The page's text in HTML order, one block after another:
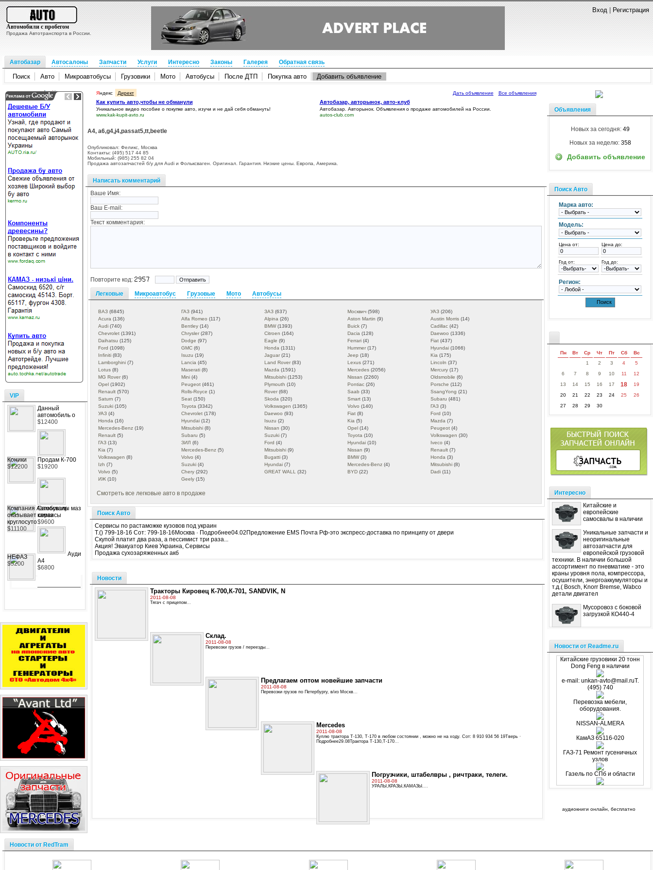
Автомобили с пробегом
Продажа Автотранспорта в России.
Вход Регистрация
Автобазар Автосалоны Запчасти Услуги Интересно Законы Галерея Обратная связь
Поиск Авто Микроавтобусы Грузовики Мото Автобусы После ДТП Покупка авто Добавить объявление
VIP
Данный
автомобиль о
$12400
Коники
$12200
Продам К-700
$19200
Компания Автобуксир
оказывает сервисы
круглосуто
$11100
Самосвалы маз
камаз
$9600
НЕФАЗ
$5200
Ауди
A4
$6800
Все объявления
Яндекс Директ Дать объявление
Как купить авто,чтобы не обманули
Уникальное видео пособие о покупке авто, изучи и не дай себя обмануть!
www.kak-kupit-avto.ru
Автобазар, авторынок, авто-клуб
Автобазар. Авторынок. Объявления о продаже автомобилей на России.
autos-club.com
A4, a6,g4,j4,passat5,tt,beetle
Опубликовал: Феликс, Москва
Контакты: (495) 517 44 85
Мобильный: (985) 255 82 04
Продажа автозапчастей б/у для Audi и Фольксваген. Оригинал. Гарантия. Низкие цены. Европа, Америка.
Написать комментарий
Ваше Имя:
Ваш E-mail:
Текст комментария:
Повторите код:
Легковые Микроавтобус Грузовые Мото Автобусы
ВАЗ (6845) ГАЗ (941) ЗАЗ (637) Москвич (598) УАЗ (206)
Acura (136) Alfa Romeo (117) Alpina (26) Aston Martin (9) Austin Morris (14)
Audi (740) Bentley (14) BMW(1393) Buick (7) Cadillac (42)
Chevrolet (1391) Chrysler (287) Citroen (164) Dacia (128) Daewoo (1336)
Daihatsu (125) Dodge (97) Eagle (9) Ferrari (4) Fiat (437)
Ford (1098) GMC (6) Honda (1311) Hummer (17) Hyundai (1066)
Infiniti (83) Isuzu (19) Jaguar (21) Jeep (18) Kia (175)
Lamborghini (7) Lancia (45) Land Rover (83) Lexus (271) Lincoln (37)
Lotus (8) Maserati (8) Mazda (1591) Mercedes (2056) Mercury (17)
MG Rover (6) Mini (4) Mitsubishi (1253) Nissan (2260) Oldsmobile (6)
Opel (1902) Peugeot (461) Plymouth (10) Pontiac (26) Porsche (112)
Renault (570) Rolls-Royce (1) Rover (68) Saab (33) SsangYong (21)
Saturn (7) Seat (150) Skoda (320) Smart (13) Subaru (481)
Suzuki (105) Toyota (3342) Volkswagen (1365) Volvo (140) ГАЗ (3)
УАЗ (4) Chevrolet (178) Daewoo (93) Fiat (8) Ford (10)
Honda (16) Hyundai (12) Isuzu (2) Kia (5) Mazda (7)
Mercedes-Benz (19) Mitsubishi (8) Nissan (30) Opel (14) Peugeot (4)
Renault (5) Subaru (5) Suzuki (7) Toyota (10) Volkswagen (30)
ГАЗ (13) ЗИЛ (6) Ford (4) Hyundai (10) Iveco (4)
Kia (7) Mercedes-Benz (5) Mitsubishi (9) Nissan (9) Renault (7)
Volkswagen (8) Volvo (4) Bugatti (3) BMW(3) Honda (3)
Izh (7) Suzuki (4) Hyundai (7) Mercedes-Benz (4) Mitsubishi (8)
Volvo (5) Chery (292) GREAT WALL (32) BYD (22) Dadi (11)
ИЖ (10) Geely (15)
Смотреть все легковые авто в продаже
Поиск Авто
Сервисы по растаможке кузовов под украин
Т.() 799-18-16 Сот: 799-18-16Москва · Подробнее04.02Предложение EMS Почта Рф-это экспресс-доставка по принципу от двери
Скупой платит два раза, а пессимист три раза...
Акция! Эвакуатор Киев Украина, Сервисы
Продажа сухозаряженных акб
Новости
Тракторы Кировец К-700,К-701, SANDVIK, N
2011-08-08
Тягач с прицепом...
Склад.
2011-08-08
Перевозки грузов / переезды...
Предлагаем оптом новейшие запчасти
2011-08-08
Перевозки грузов по Петербургу, в/из Москв...
Mercedes
2011-08-08
Куплю трактора Т-130, Т-170 в любом состоянии , можно не на ходу. Сот: 8 910 934 56 19Тверь ·
Подробнее29.08Трактора Т-130,Т-170...
Погрузчики, штабелвры , ричтраки, телеги.
2011-08-08
УРАЛЫ,КРАЗЫ,КАМАЗЫ....
Объявления
Новых за сегодня: 49
Новых за неделю: 358
Добавить объявление
Поиск Авто
Марка авто:
Модель:
Цена от: Цена до:
Год от: Год до:
Регион:
Пн Вт Ср Чт Пт Сб
Вс
1
2 3 4
5
6
7 8 9 10 11
12
13
14 15 16 17 18
19
20
21 22 23 24 25
26
27
28 29 30
Интересно
Китайские и
европейские
самосвалы в наличии
Уникальные запчасти и
неоригинальные
автозапчасти для
европейской грузовой
техники. В наличии большой
ассортимент по пневматике - это
краны уровня пола, компрессора,
осушители, энергоаккумуляторы и
т.д.( Bosch, Knorr Bremse, Wabco
детали двигател
Мусоровоз с боковой
загрузкой КО440-4
Новости от Readme.ru
Китайские грузовики 20 тонн
Dong Feng в наличии
e-mail: unkan-avto@mail.ruТ.
(495) 740
Перевозка мебели,
оборудования.
NISSAN-ALMERA
КамАЗ 65116-020
ГАЗ-71 Ремонт гусеничных
узлов
Газель по СПб и области
аудиокниги онлайн, бесплатно
Новости от RedTram